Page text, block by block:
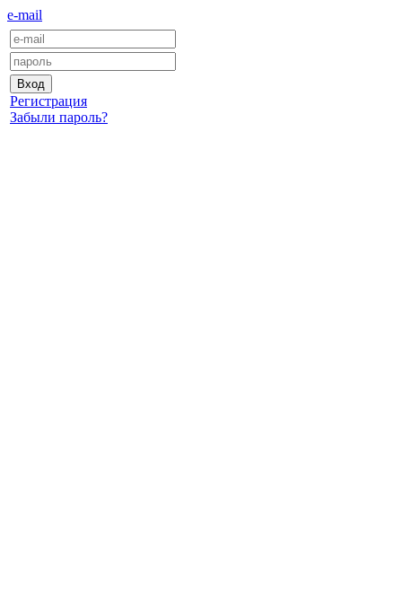
e-mail
Регистрация
Забыли пароль?